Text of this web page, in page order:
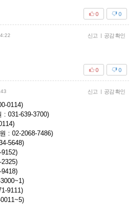
0
0
신고 | 공감 확인
0
0
신고 | 공감 확인
0114)
: 031-639-3700)
: 02-2068-7486)
5648)
9111)